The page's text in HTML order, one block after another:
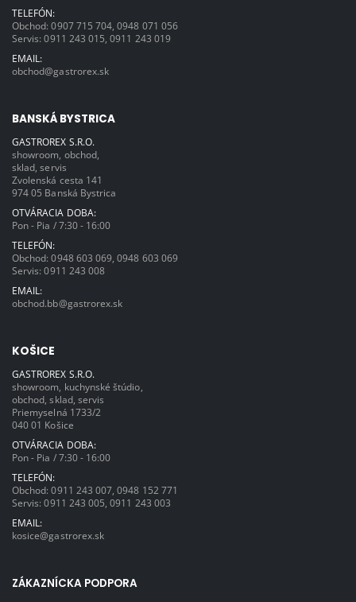
TELEFÓN:
Obchod:0907 715 704 ,0948 071 056
Servis:0911 243 015 ,0911 243 019
EMAIL:
obchod@gastrorex.sk
BANSKÁ BYSTRICA
GASTROREX S.R.O.
showroom, obchod,
sklad, servis
Zvolenská cesta 141
974 05 Banská Bystrica
OTVÁRACIA DOBA:
Pon - Pia / 7:30 - 16:00
TELEFÓN:
Obchod:0948 603 069 ,0948 603 069
Servis:0911 243 008
EMAIL:
obchod.bb@gastrorex.sk
KOŠICE
GASTROREX S.R.O.
showroom, kuchynské štúdio,
obchod, sklad, servis
Priemyselná 1733/2
040 01 Košice
OTVÁRACIA DOBA:
Pon - Pia / 7:30 - 16:00
TELEFÓN:
Obchod:0911 243 007 ,0948 152 771
Servis:0911 243 005 ,0911 243 003
EMAIL:
kosice@gastrorex.sk
ZÁKAZNÍCKA PODPORA